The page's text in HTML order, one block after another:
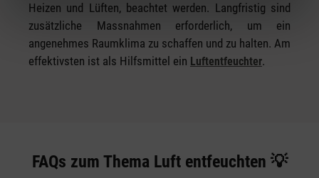
Heizen und Lüften, beachtet werden. Langfristig sind
zusätzliche Massnahmen erforderlich, um ein
angenehmes Raumklima zu schaffen und zu halten. Am
effektivsten ist als Hilfsmittel ein Luftentfeuchter.
FAQs zum Thema Luft entfeuchten 💡